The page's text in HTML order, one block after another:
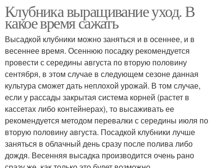
Клубника выращивание уход. В
какое время сажать
Высадкой клубники можно заняться и в осеннее, и в
весеннее время. Осеннюю посадку рекомендуется
провести с середины августа по вторую половину
сентября, в этом случае в следующем сезоне данная
культура сможет дать неплохой урожай. В том случае,
если у рассады закрытая система корней (растет в
кассетах либо контейнерах), то высаживать ее
рекомендуется методом перевалки с середины июля по
вторую половину августа. Посадкой клубники лучше
заняться в облачный день сразу после полива либо
дождя. Весенняя высадка производится очень рано